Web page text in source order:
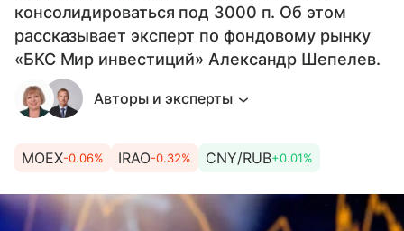
консолидироваться под 3000 п. Об этом
рассказывает эксперт по фондовому рынку
«БКС Мир инвестиций» Александр Шепелев.
Авторы и эксперты
MOEX-0.06% IRAO-0.32% CNY/RUB+0.01%